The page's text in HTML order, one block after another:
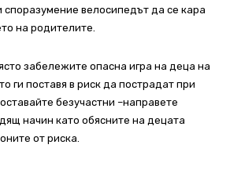
споразумение велосипедът да се кара
на родителите.
забележите опасна игра на деца на
ги поставя в риск да пострадат при
безучастни –направете
начин като обясните на децата
от риска.